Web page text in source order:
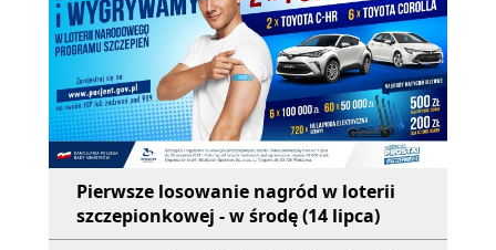
Pierwsze losowanie nagród w loterii
szczepionkowej - w środę (14 lipca)